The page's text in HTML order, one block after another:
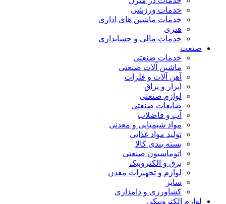
خدمات ورزشی
خدمات ماشین های اداری
هنری
خدمات مالی و حسابداری
صنعت
خدمات صنعتی
ماشین آلات صنعتی
آهن آلات و فلزات
ابزار و یراق
لوازم صنعتی
ضایعات صنعتی
آب و فاضلاب
مواد شیمیایی و معدنی
تولید مواد غذایی
بسته بندی کالا
اتوماسیون صنعتی
برق و الکترونیک
لوازم و تجهیزات معدن
سایر
کشاورزی و دامداری
لوازم الکترونیکی